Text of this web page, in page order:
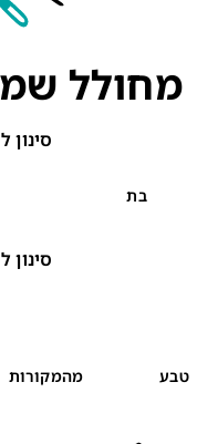
מחולל
סינון
בת
סינון
טבע מהמקורות